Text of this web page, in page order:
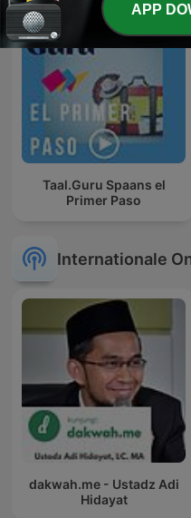
Taal.Guru Spaans el
Primer Paso
Internationale
dakwah.me - Ustadz Adi
Hidayat
APP